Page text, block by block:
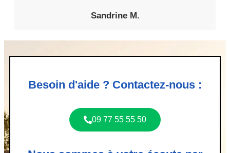
Sandrine M.
Besoin d'aide ? Contactez-nous :
09 77 55 55 50